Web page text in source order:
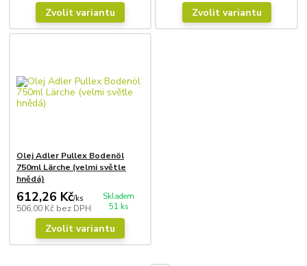
Zvolit variantu Zvolit variantu
Olej Adler Pullex Bodenöl
750ml Lärche (velmi světle
hnědá)
612,26 Kč/ks
506,00 Kč bez DPH
Skladem
51 ks
Zvolit variantu